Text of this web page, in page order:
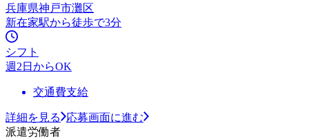
兵庫県神戸市灘区
新在家駅から徒歩で3分
シフト
週2日からOK
交通費支給
詳細を見る
応募画面に進む
派遣労働者